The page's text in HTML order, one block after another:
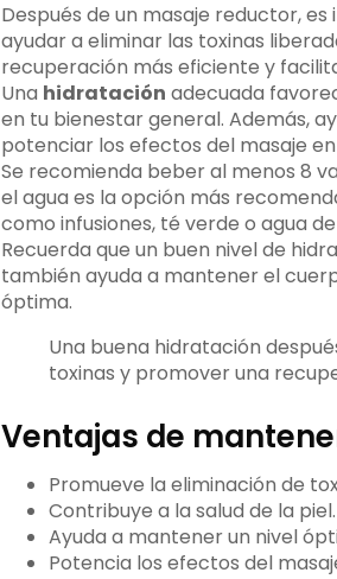
Después de un masaje reductor,
ayudar a eliminar las toxinas
recuperación más eficiente y
Una hidratación adecuada
en tu bienestar general. Además,
potenciar los efectos del masaje
Se recomienda beber al menos 8
el agua es la opción más
como infusiones, té verde o agua
Recuerda que un buen nivel de
también ayuda a mantener el
óptima.
Una buena hidratación
toxinas y promover una
Ventajas de
Promueve la eliminación de
Contribuye a la salud de la piel.
Ayuda a mantener un nivel
Potencia los efectos del